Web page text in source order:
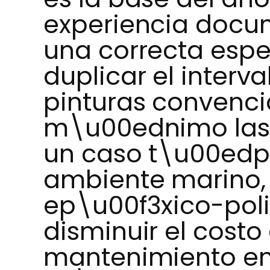
experiencia
una correcta
duplicar el
pinturas
m\u00ednimo
un caso
ambiente
ep\u00f3xico-
disminuir el
mantenimiento